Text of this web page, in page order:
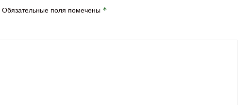
Обязательные поля помечены *